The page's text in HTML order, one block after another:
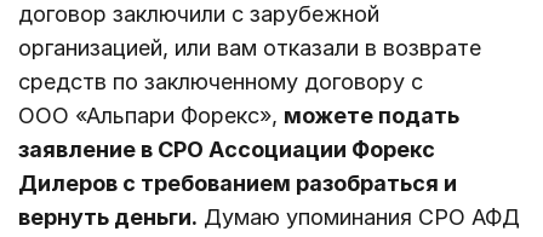
договор заключили с зарубежной
организацией, или вам отказали в возврате
средств по заключенному договору с
ООО «Альпари Форекс», можете подать
заявление в СРО Ассоциации Форекс
Дилеров с требованием разобраться и
вернуть деньги. Думаю упоминания СРО АФД